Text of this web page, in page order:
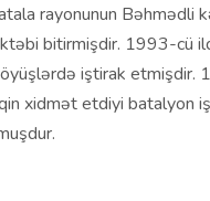
rayonunun Bəhmədli
bitirmişdir. 1993-cü
iştirak
xidmət etdiyi